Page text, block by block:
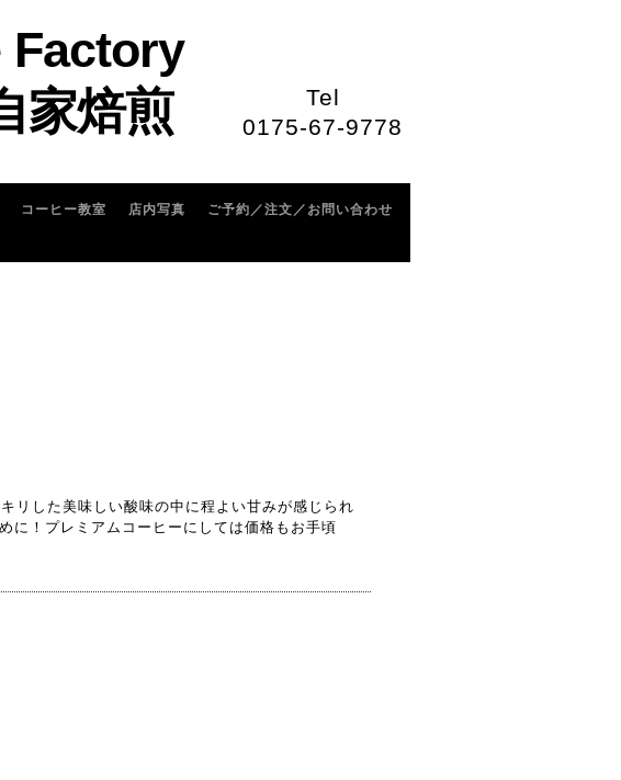
Tel
0175-67-9778
Factory
家焙煎
コーヒー教室 店内写真
ご予約／注文／お問い合わせ
リした美味しい酸味の中に程よい甘みが感じられ
に！プレミアムコーヒーにしては価格もお手頃